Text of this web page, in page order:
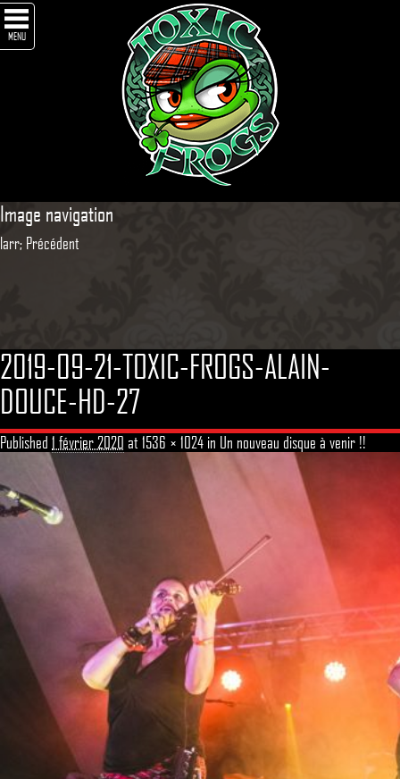
MENU
Image navigation
larr; Précédent
2019-09-21-TOXIC-FROGS-ALAIN-
DOUCE-HD-27
Published 1 février 2020 at 1536 × 1024 in Un nouveau disque à venir !!